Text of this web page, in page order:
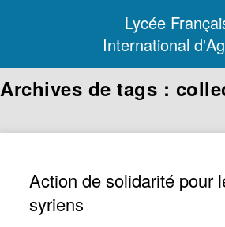
Lycée
International
Archives de tags :
Action de solidarité pour
syriens